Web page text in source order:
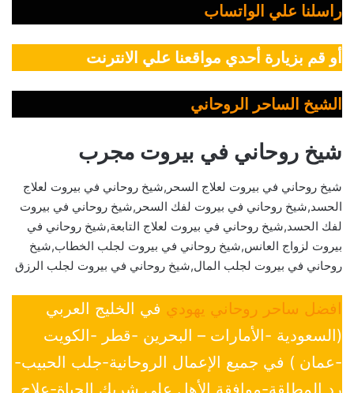
راسلنا علي الواتساب
أو قم بزيارة أحدي مواقعنا علي الانترنت
الشيخ الساحر الروحاني
شيخ روحاني في بيروت مجرب
شيخ روحاني في بيروت لعلاج السحر,شيخ روحاني في بيروت لعلاج
الحسد,شيخ روحاني في بيروت لفك السحر,شيخ روحاني في بيروت
لفك الحسد,شيخ روحاني في بيروت لعلاج التابعة,شيخ روحاني في
بيروت لزواج العانس,شيخ روحاني في بيروت لجلب الخطاب,شيخ
روحاني في بيروت لجلب المال,شيخ روحاني في بيروت لجلب الرزق
افضل ساحر روحاني يهودي في الخليج العربي
(السعودية -الأمارات – البحرين -قطر -الكويت
-عمان ) في جميع الإعمال الروحانية-جلب الحبيب-